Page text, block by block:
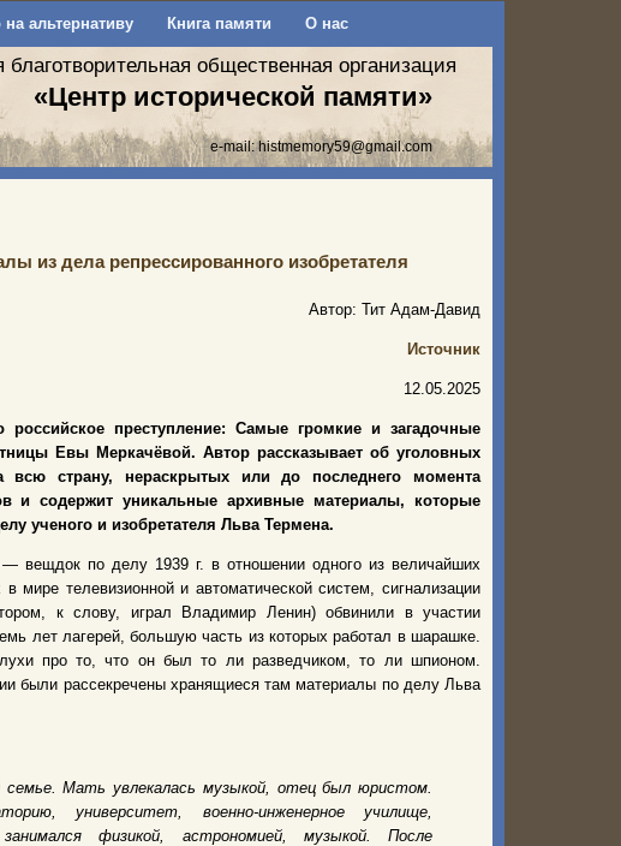
на альтернативу Книга памяти О нас
общественная организация
«Центр исторической памяти»
e-mail:histmemory59@gmail.com
из дела репрессированного изобретателя
Автор: Тит Адам-Давид
Источник
12.05.2025
российское преступление: Самые громкие и загадочные
Евы Меркачёвой. Автор рассказывает об уголовных
страну, нераскрытых или до последнего момента
и содержит уникальные архивные материалы, которые
ученого и изобретателя Льва Термена.
вещдок по делу 1939 г. в отношении одного из величайших
мире телевизионной и автоматической систем, сигнализации
к слову, играл Владимир Ленин) обвинили в участии
лет лагерей, большую часть из которых работал в шарашке.
про то, что он был то ли разведчиком, то ли шпионом.
были рассекречены хранящиеся там материалы по делу Льва
семье. Мать увлекалась музыкой, отец был юристом.
университет, военно-инженерное училище,
физикой, астрономией, музыкой. После